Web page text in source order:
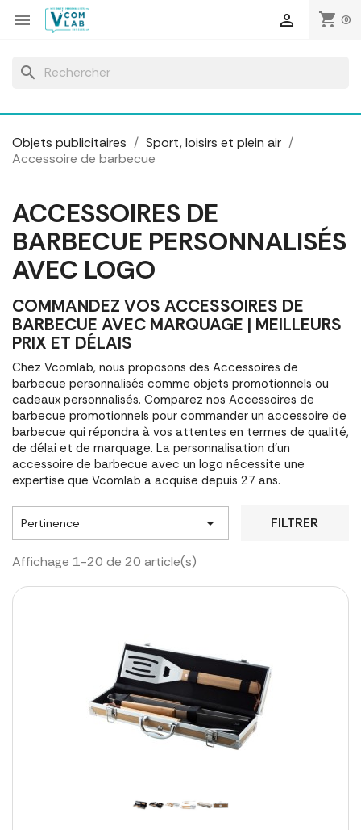
 shopping_cart (0)

search
Objets publicitaires
Sport, loisirs et plein air
Accessoire de barbecue
ACCESSOIRES DE
BARBECUE PERSONNALISÉS
AVEC LOGO
COMMANDEZ VOS ACCESSOIRES DE
BARBECUE AVEC MARQUAGE | MEILLEURS
PRIX ET DÉLAIS
Chez Vcomlab, nous proposons des Accessoires de
barbecue personnalisés comme objets promotionnels ou
cadeaux personnalisés. Comparez nos Accessoires de
barbecue promotionnels pour commander un accessoire de
barbecue qui répondra à vos attentes en termes de qualité,
de délai et de marquage. La personnalisation d'un
accessoire de barbecue avec un logo nécessite une
expertise que Vcomlab a acquise depuis 27 ans.
Pertinence  FILTRER
Affichage 1-20 de 20 article(s)
Panneau de gestion des cookies